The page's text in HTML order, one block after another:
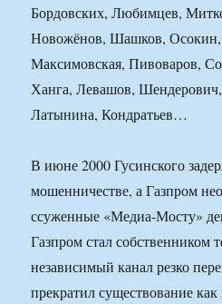
Бордовских, Любимцев,
Новожёнов, Шашков,
Максимовская, Пивоваров,
Ханга, Левашов,
Латынина, Кондратьев…
В июне 2000 Гусинского
мошенничестве, а Газпром
ссуженные «Медиа-Мосту»
Газпром стал собственником
независимый канал резко
прекратил существование